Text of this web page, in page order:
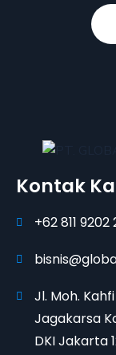
Kontak
+62 811 9202
Jl. Moh.
Jagakarsa
DKI Jakarta